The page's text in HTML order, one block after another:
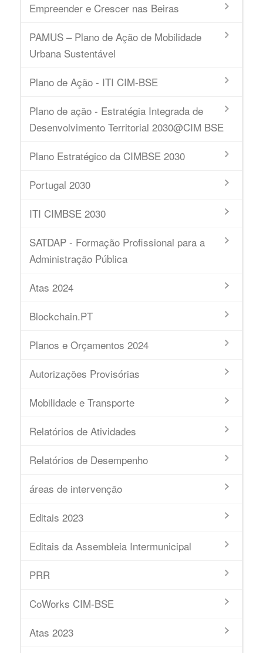
Empreender e Crescer nas Beiras
PAMUS – Plano de Ação de Mobilidade
Urbana Sustentável
Plano de Ação - ITI CIM-BSE
Plano de ação - Estratégia Integrada de
Desenvolvimento Territorial 2030@CIM BSE
Plano Estratégico da CIMBSE 2030
Portugal 2030
ITI CIMBSE 2030
SATDAP - Formação Profissional para a
Administração Pública
Atas 2024
Blockchain.PT
Planos e Orçamentos 2024
Autorizações Provisórias
Mobilidade e Transporte
Relatórios de Atividades
Relatórios de Desempenho
áreas de intervenção
Editais 2023
Editais da Assembleia Intermunicipal
PRR
CoWorks CIM-BSE
Atas 2023